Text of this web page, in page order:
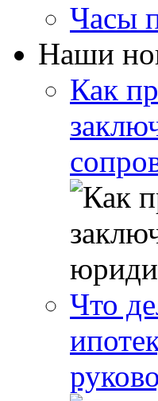
Часы
Наши
Как
Что